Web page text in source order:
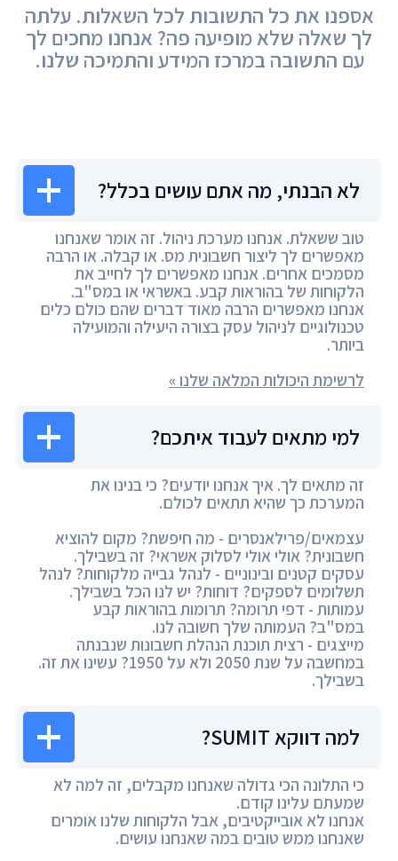
לא הבנתי, מה אתם עושים בכלל?
טוב ששאלת. אנחנו מערכת ניהול. זה אומר שאנחנו
מאפשרים לך ליצור חשבונית מס. או קבלה. או הרבה
מסמכים אחרים. אנחנו מאפשרים לך לחייב את
הלקוחות של בהוראות קבע. באשראי או במס"ב.
אנחנו מאפשרים הרבה מאוד דברים שהם כולם כלים
טכנולוגיים לניהול עסק בצורה היעילה והמועילה
ביותר.
לרשימת היכולות המלאה שלנו »
למי מתאים לעבוד איתכם?
זה מתאים לך. איך אנחנו יודעים? כי בנינו את
המערכת כך שהיא תתאים לכולם.
עצמאים/פרילאנסרים - מה חיפשת? מקום להוציא
חשבונית? אולי אולי לסלוק אשראי? זה בשבילך.
עסקים קטנים ובינוניים - לנהל גבייה מלקוחות? לנהל
תשלומים לספקים? דוחות? יש לנו הכל בשבילך.
עמותות - דפי תרומה? תרומות בהוראות קבע
במס"ב? העמותה שלך חשובה לנו.
מייצגים - רצית תוכנת הנהלת חשבונות שנבנתה
במחשבה על שנת 2050 ולא על 1950? עשינו את זה.
בשבילך.
למה דווקא SUMIT?
כי התלונה הכי גדולה שאנחנו מקבלים, זה למה לא
שמעתם עלינו קודם.
אנחנו לא אובייקטיבים, אבל הלקוחות שלנו אומרים
שאנחנו ממש טובים במה שאנחנו עושים.
אספנו את כל התשובות לכל השאלות. עלתה
לך שאלה שלא מופיעה פה? אנחנו מחכים לך
עם התשובה במרכז המידע והתמיכה שלנו.